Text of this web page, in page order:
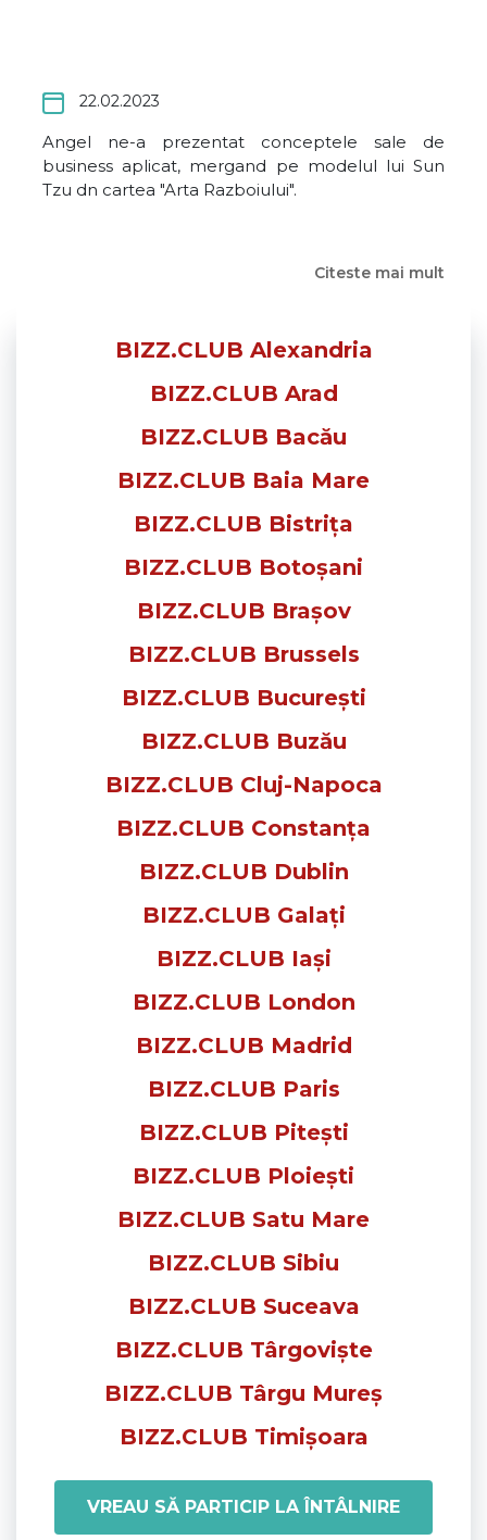
BIZZ.CLUB Alexandria
BIZZ.CLUB Arad
BIZZ.CLUB Bacău
BIZZ.CLUB Baia Mare
BIZZ.CLUB Bistrița
BIZZ.CLUB Botoșani
BIZZ.CLUB Brașov
BIZZ.CLUB Brussels
BIZZ.CLUB București
BIZZ.CLUB Buzău
BIZZ.CLUB Cluj-Napoca
BIZZ.CLUB Constanța
BIZZ.CLUB Dublin
BIZZ.CLUB Galați
BIZZ.CLUB Iași
BIZZ.CLUB London
BIZZ.CLUB Madrid
BIZZ.CLUB Paris
BIZZ.CLUB Pitești
BIZZ.CLUB Ploiești
BIZZ.CLUB Satu Mare
BIZZ.CLUB Sibiu
BIZZ.CLUB Suceava
BIZZ.CLUB Târgoviște
BIZZ.CLUB Târgu Mureș
BIZZ.CLUB Timișoara
VREAU SĂ PARTICIP LA ÎNTÂLNIRE
22.02.2023
Angel ne-a prezentat conceptele sale de
business aplicat, mergand pe modelul lui Sun
Tzu dn cartea "Arta Razboiului".
Citeste mai mult